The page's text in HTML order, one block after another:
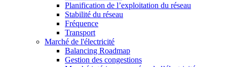
Planification de l’exploitation du réseau
Stabilité du réseau
Fréquence
Transport
Marché de l'électricité
Balancing Roadmap
Gestion des congestions